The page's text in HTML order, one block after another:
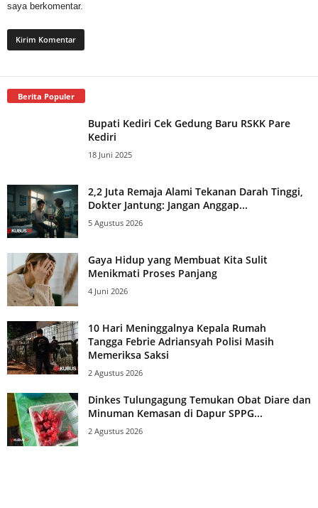
saya berkomentar.
Berita Populer
Bupati Kediri Cek Gedung Baru RSKK Pare
Kediri
18 Juni 2025
2,2 Juta Remaja Alami Tekanan Darah Tinggi,
Dokter Jantung: Jangan Anggap...
5 Agustus 2026
Gaya Hidup yang Membuat Kita Sulit
Menikmati Proses Panjang
4 Juni 2026
10 Hari Meninggalnya Kepala Rumah
Tangga Febrie Adriansyah Polisi Masih
Memeriksa Saksi
2 Agustus 2026
Dinkes Tulungagung Temukan Obat Diare dan
Minuman Kemasan di Dapur SPPG...
2 Agustus 2026